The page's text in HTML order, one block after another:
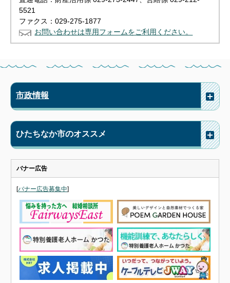
5521
ファクス：029-275-1877
お問い合わせは専用フォームをご利用ください。
市政情報
ひたちなか市のオススメ
バナー広告
[バナー広告募集中]